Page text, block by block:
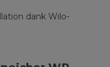
dank Wilo-